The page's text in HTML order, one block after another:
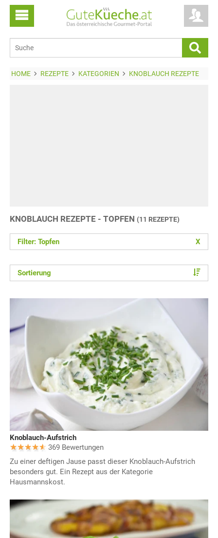
HOME REZEPTE KATEGORIEN KNOBLAUCH REZEPTE
KNOBLAUCH REZEPTE - TOPFEN (11 REZEPTE)
Filter: Topfen X
Sortierung
Knoblauch-Aufstrich
369 Bewertungen
Zu einer deftigen Jause passt dieser Knoblauch-Aufstrich
besonders gut. Ein Rezept aus der Kategorie
Hausmannskost.